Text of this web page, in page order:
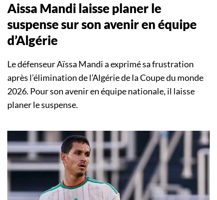
Aissa Mandi laisse planer le
suspense sur son avenir en équipe
d’Algérie
Le défenseur Aïssa Mandi a exprimé sa frustration
après l’élimination de l’Algérie de la Coupe du monde
2026. Pour son avenir en équipe nationale, il laisse
planer le suspense.